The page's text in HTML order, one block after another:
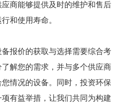
应商能够提供及时的维护和售后
和使用寿命。
报价的获取与选择需要综合考
解您的需求，并与多个供应商
情况的设备。同时，投资环保
有益举措，让我们共同为构建